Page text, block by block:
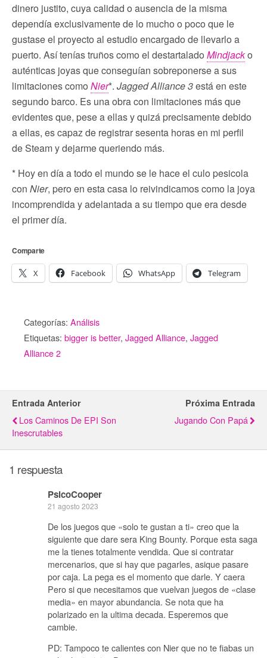
dinero justito, cuya calidad o ausencia de la misma
dependía exclusivamente de lo mucho o poco que le
gustase el proyecto al estudio encargado de llevarlo a
puerto. Así tenías truños como el destartalado Mindjacko
auténticas joyas que conseguían sobreponerse a sus
limitaciones como Nier*. Jagged Alliance 3está en este
segundo barco. Es una obra con limitaciones más que
evidentes que, pese a ellas y quizá precisamente debido
a ellas, es capaz de registrar sesenta horas en mi perfil
de Steam y dejarme queriendo más.
* Hoy en día a todo el mundo se le hace el culo pesicola
con Nier, pero en esta casa lo reivindicamos como la joya
incomprendida y adelantada a su tiempo que era desde
el primer día.
Comparte
X Facebook WhatsApp Telegram
Categorías: Análisis
Etiquetas: bigger is better, Jagged Alliance, Jagged
Alliance 2
Entrada Anterior
Los Caminos De EPI Son
Inescrutables
Próxima Entrada
Jugando Con Papá
1 respuesta
PsicoCooper
21 agosto 2023
De los juegos que «solo te gustan a ti» creo que la
siguiente que dare sera King Bounty. Porque esta saga
me la tienes totalmente vendida. Que si contratar
mercenarios, que si hay que pagarles, asique pasare
por caja. La pega es el momento que darle. Y caera
Pero si que necesitamos que vuelvan juegos de «clase
media» en mayor abundancia. Se nota que ha
polarizado en la ultima decada. Esperemos que
cambie.
PD: Tampoco te calientes con Nier que no te fiabas un